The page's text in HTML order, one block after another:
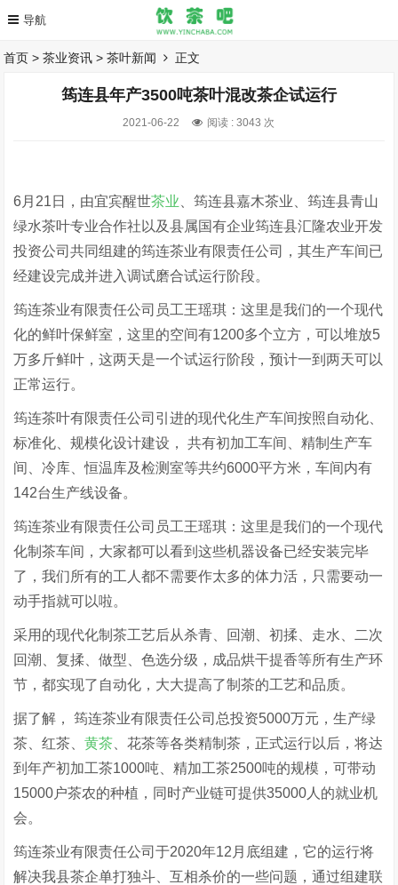
首页 >茶业资讯 >茶叶新闻 正文
筠连县年产3500吨茶叶混改茶企试运行
2021-06-22 阅读 :3043 次
6月21日，由宜宾醒世茶业 、筠连县嘉木茶业、筠连县青山
绿水茶叶专业合作社以及县属国有企业筠连县汇隆农业开发
投资公司共同组建的筠连茶业有限责任公司，其生产车间已
经建设完成并进入调试磨合试运行阶段。
筠连茶业有限责任公司员工王瑶琪：这里是我们的一个现代
化的鲜叶保鲜室，这里的空间有1200多个立方，可以堆放5
万多斤鲜叶，这两天是一个试运行阶段，预计一到两天可以
正常运行。
筠连茶叶有限责任公司引进的现代化生产车间按照自动化、
标准化、规模化设计建设， 共有初加工车间、精制生产车
间、冷库、恒温库及检测室等共约6000平方米，车间内有
142台生产线设备。
筠连茶业有限责任公司员工王瑶琪：这里是我们的一个现代
化制茶车间，大家都可以看到这些机器设备已经安装完毕
了，我们所有的工人都不需要作太多的体力活，只需要动一
动手指就可以啦。
采用的现代化制茶工艺后从杀青、回潮、初揉、走水、二次
回潮、复揉、做型、色选分级，成品烘干提香等所有生产环
节，都实现了自动化，大大提高了制茶的工艺和品质。
据了解， 筠连茶业有限责任公司总投资5000万元，生产绿
茶、红茶、黄茶 、花茶等各类精制茶，正式运行以后，将达
到年产初加工茶1000吨、精加工茶2500吨的规模，可带动
15000户茶农的种植，同时产业链可提供35000人的就业机
会。
筠连茶业有限责任公司于2020年12月底组建，它的运行将
解决我县茶企单打独斗、互相杀价的一些问题，通过组建联